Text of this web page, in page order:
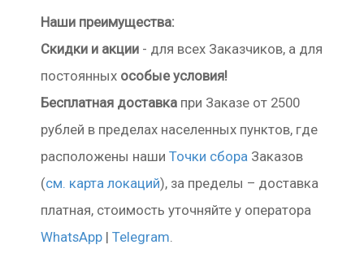
Наши преимущества:
Скидки и акции - для всех Заказчиков, а для
постоянных особые условия!
Бесплатная доставка при Заказе от 2500
рублей в пределах населенных пунктов, где
расположены наши Точки сбора Заказов
(см. карта локаций), за пределы – доставка
платная, стоимость уточняйте у оператора
WhatsApp | Telegram.